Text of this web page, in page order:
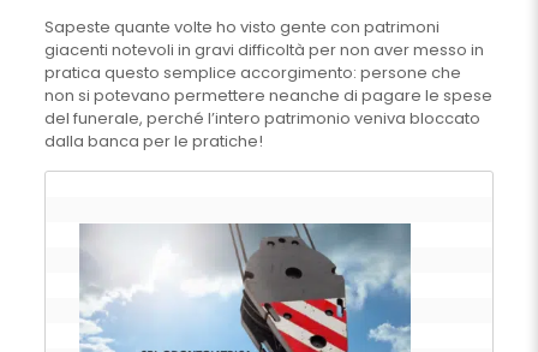
Sapeste quante volte ho visto gente con patrimoni
giacenti notevoli in gravi difficoltà per non aver messo in
pratica questo semplice accorgimento: persone che
non si potevano permettere neanche di pagare le spese
del funerale, perché l’intero patrimonio veniva bloccato
dalla banca per le pratiche!